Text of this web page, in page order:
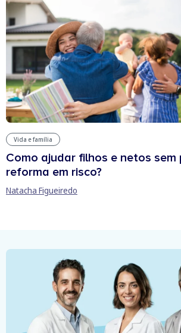
Vida e família
Como ajudar filhos e netos sem
reforma em risco?
Natacha Figueiredo